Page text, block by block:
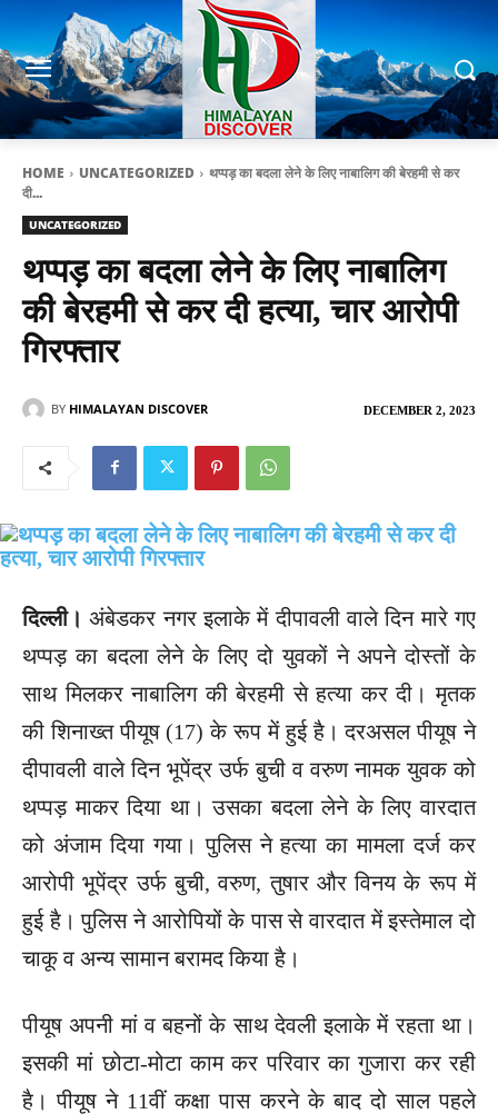
HOME UNCATEGORIZED
थप्पड़ का बदला लेने के लिए नाबालिग की बेरहमी से कर
दी...
UNCATEGORIZED
थप्पड़ का बदला लेने के लिए नाबालिग
की बेरहमी से कर दी हत्या, चार आरोपी
गिरफ्तार
DECEMBER 2, 2023
BY HIMALAYAN DISCOVER
दिल्ली। अंबेडकर नगर इलाके में दीपावली वाले दिन मारे गए
थप्पड़ का बदला लेने के लिए दो युवकों ने अपने दोस्तों के
साथ मिलकर नाबालिग की बेरहमी से हत्या कर दी। मृतक
की शिनाख्त पीयूष (17) के रूप में हुई है। दरअसल पीयूष ने
दीपावली वाले दिन भूपेंद्र उर्फ बुची व वरुण नामक युवक को
थप्पड़ माकर दिया था। उसका बदला लेने के लिए वारदात
को अंजाम दिया गया। पुलिस ने हत्या का मामला दर्ज कर
आरोपी भूपेंद्र उर्फ बुची, वरुण, तुषार और विनय के रूप में
हुई है। पुलिस ने आरोपियों के पास से वारदात में इस्तेमाल दो
चाकू व अन्य सामान बरामद किया है।
पीयूष अपनी मां व बहनों के साथ देवली इलाके में रहता था।
इसकी मां छोटा-मोटा काम कर परिवार का गुजारा कर रही
है। पीयूष ने 11वीं कक्षा पास करने के बाद दो साल पहले